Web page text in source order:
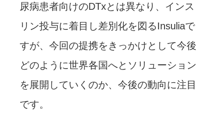
尿病患者向けのDTxとは異なり、インス
リン投与に着目し差別化を図るInsuliaで
すが、今回の提携をきっかけとして今後
どのように世界各国へとソリューション
を展開していくのか、今後の動向に注目
です。